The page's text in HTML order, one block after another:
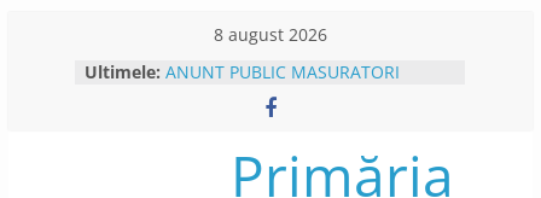
8 august 2026
Ultimele: ANUNT PUBLIC MASURATORI
CADASTRU SISTEMATIC- CAMPANIE
DE COLECTARE DATE – IN
SI NR. 123 DIN SATUL PRESACA
AMPOIULUIPrimăria